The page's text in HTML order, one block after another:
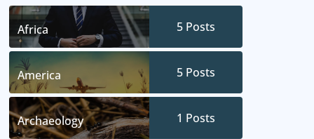
Africa 5 Posts
America 5 Posts
Archaeology 1 Posts